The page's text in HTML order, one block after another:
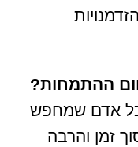
ההתמחות?
לכל אדם שמחפש
זמן והרבה